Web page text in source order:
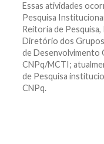
Essas atividades
Pesquisa
Reitoria de
Diretório dos Grupos
de Desenvolvimento
CNPq/MCTI;
de Pesquisa
CNPq.